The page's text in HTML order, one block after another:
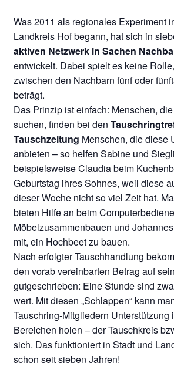
Was 2011 als regionales Experiment
Landkreis Hof begann, hat sich in
aktiven Netzwerk in Sachen
entwickelt. Dabei spielt es keine
zwischen den Nachbarn fünf oder
beträgt.
Das Prinzip ist einfach: Menschen,
suchen, finden bei den
Tauschzeitung Menschen, die diese
anbieten – so helfen Sabine und
beispielsweise Claudia beim
Geburtstag ihres Sohnes, weil diese
dieser Woche nicht so viel Zeit hat.
bieten Hilfe an beim
Möbelzusammenbauen und
mit, ein Hochbeet zu bauen.
Nach erfolgter Tauschhandlung
den vorab vereinbarten Betrag auf
gutgeschrieben: Eine Stunde sind
wert. Mit diesen „Schlappen“ kann
Tauschring-Mitgliedern Unterstützung
Bereichen holen – der Tauschkreis
sich. Das funktioniert in Stadt und
schon seit sieben Jahren!